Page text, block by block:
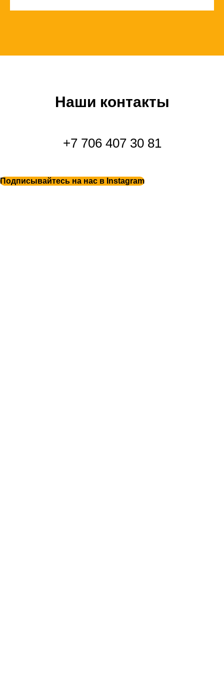
Наши контакты
+7 706 407 30 81
Подписывайтесь на нас в Instagram